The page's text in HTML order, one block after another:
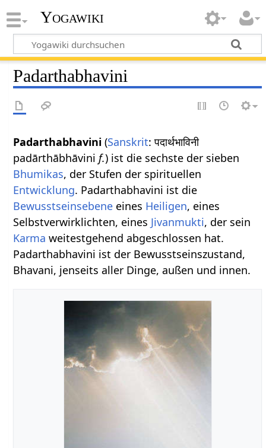
Yogawiki
Padarthabhavini
Padarthabhavini (Sanskrit: पदार्थभाविनी
padārthābhāvinif.) ist die sechste der sieben
Bhumikas, der Stufen der spirituellen
Entwicklung. Padarthabhavini ist die
Bewusstseinsebene eines Heiligen, eines
Selbstverwirklichten, eines Jivanmukti, der sein
Karma weitestgehend abgeschlossen hat.
Padarthabhavini ist der Bewusstseinszustand,
Bhavani, jenseits aller Dinge, außen und innen.